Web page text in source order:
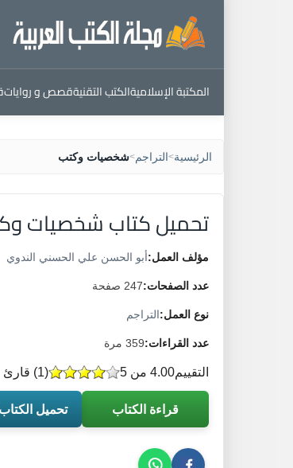
المكتبة الإسلاميةالكتب التقنيةقصص و روايات
الرئيسية>التراجم>شخصيات وكتب
تحميل كتاب شخصيات
مؤلف العمل:أبو الحسن علي الحسني الندوي
عدد الصفحات:247 صفحة
نوع العمل:التراجم
عدد القراءات:359 مرة
التقييم (
1) قارئ 4.00 من 5
قراءة الكتاب تحميل الكتاب PDF